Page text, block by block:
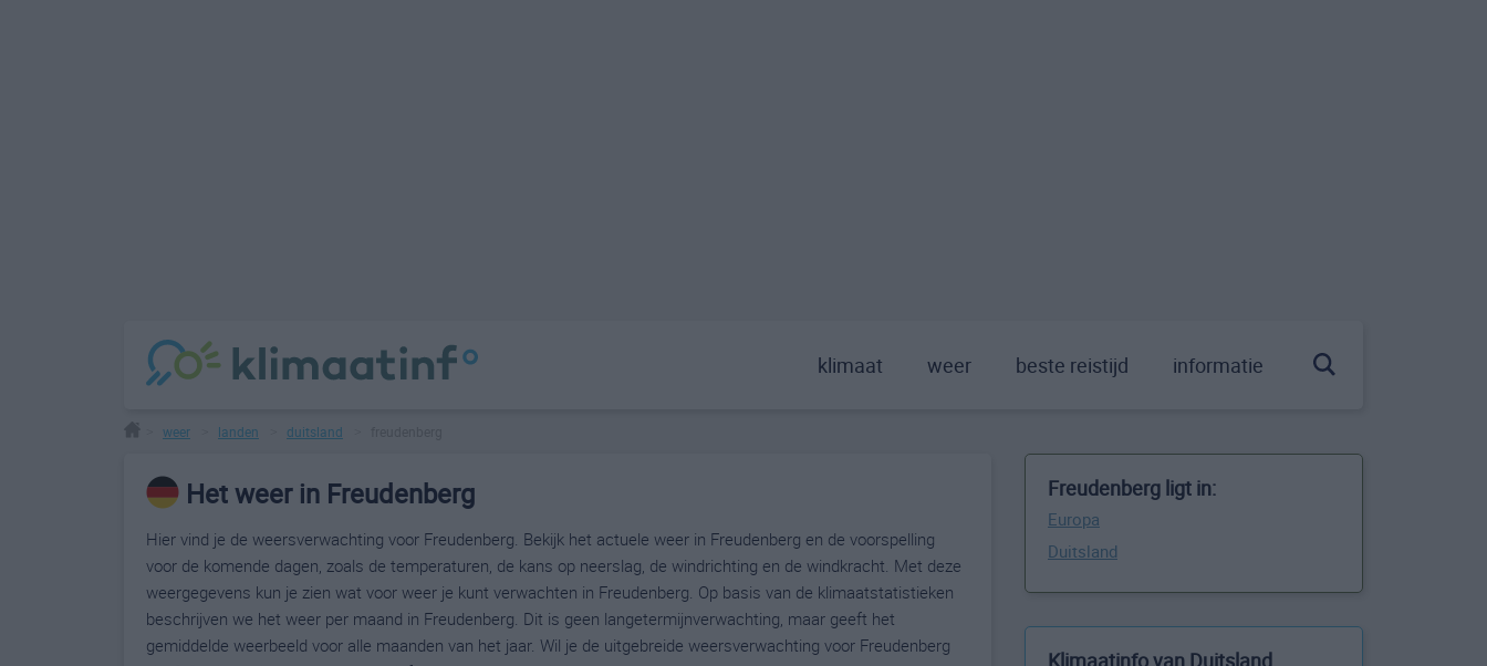
klimaat weer beste reistijd informatie
weer landen duitsland
Het weer in Freudenberg
Hier vind je de weersverwachting voor Freudenberg. Bekijk het actuele weer in Freudenberg en de voorspelling
voor de komende dagen, zoals de temperaturen, de kans op neerslag, de windrichting en de windkracht. Met deze
weergegevens kun je zien wat voor weer je kunt verwachten in Freudenberg. Op basis van de klimaatstatistieken
beschrijven we het weer per maand in Freudenberg. Dit is geen langetermijnverwachting, maar geeft het
gemiddelde weerbeeld voor alle maanden van het jaar. Wil je de uitgebreide weersverwachting voor Freudenberg
Freudenberg ligt in:
Europa
Duitsland
Klimaatinfo van Duitsland